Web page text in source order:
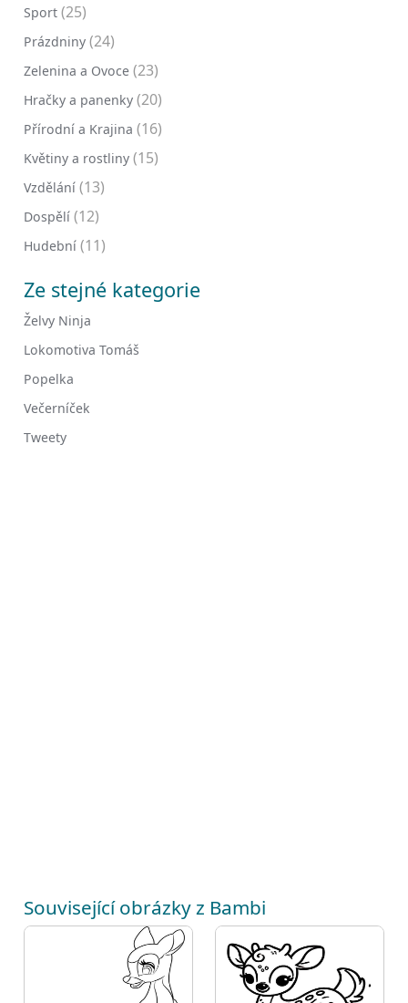
Sport (25)
Prázdniny (24)
Zelenina a Ovoce (23)
Hračky a panenky (20)
Přírodní a Krajina (16)
Květiny a rostliny (15)
Vzdělání (13)
Dospělí (12)
Hudební (11)
Ze stejné kategorie
Želvy Ninja
Lokomotiva Tomáš
Popelka
Večerníček
Tweety
Související obrázky z Bambi